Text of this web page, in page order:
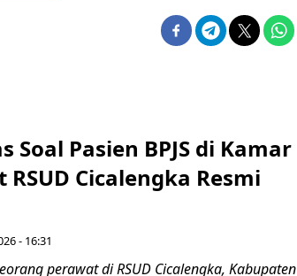
Soal Pasien BPJS di Kamar
Cicalengka Resmi
- 16:31
perawat di RSUD Cicalengka, Kabupaten